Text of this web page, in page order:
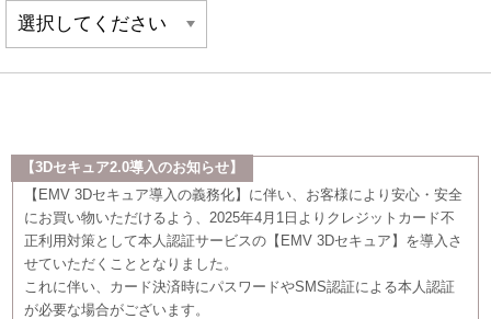
【3Dセキュア2.0導入のお知らせ】
【EMV 3Dセキュア導入の義務化】に伴い、お客様により安心・安全
にお買い物いただけるよう、2025年4月1日よりクレジットカード不
正利用対策として本人認証サービスの【EMV 3Dセキュア】を導入さ
せていただくこととなりました。
これに伴い、カード決済時にパスワードやSMS認証による本人認証
が必要な場合がございます。